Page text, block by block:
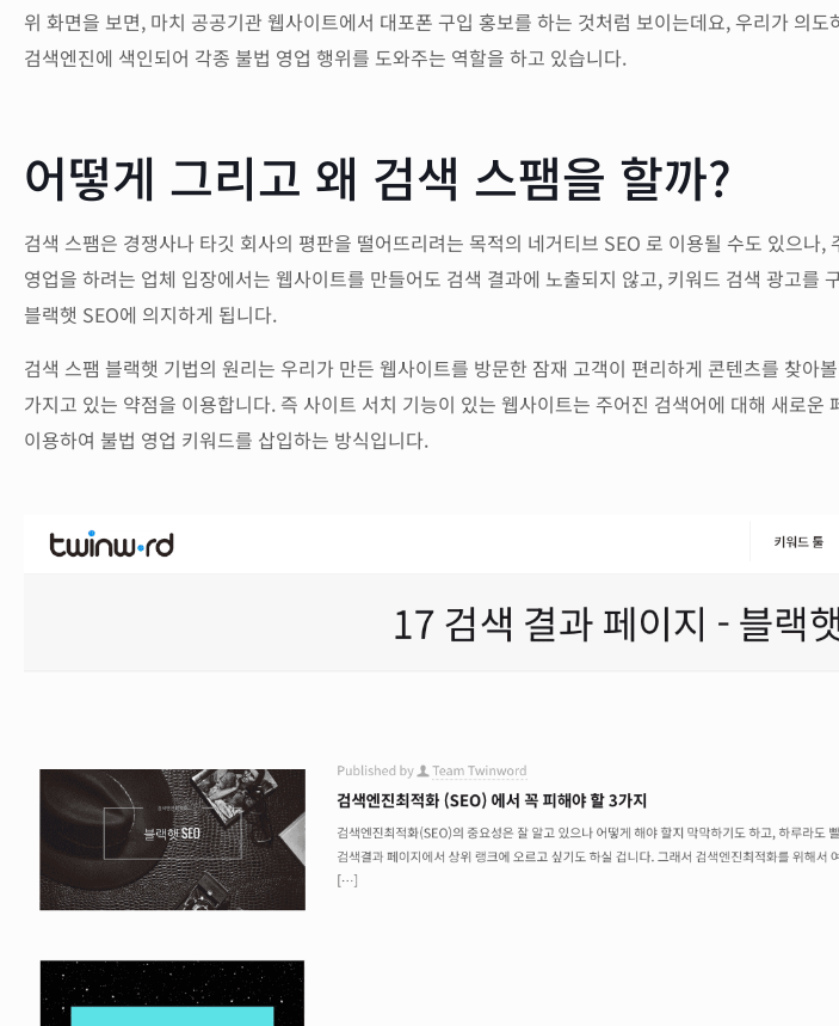
위 화면을 보면, 마치 공공기관 웹사이트에서 대포폰 구입 홍보를 하는 것처럼 보이는데요, 우리가 의
검색엔진에 색인되어 각종 불법 영업 행위를 도와주는 역할을 하고 있습니다.
어떻게 그리고 왜 검색 스팸을 할까?
검색 스팸은 경쟁사나 타깃 회사의 평판을 떨어뜨리려는 목적의 네거티브 SEO 로 이용될 수도 있으나,
영업을 하려는 업체 입장에서는 웹사이트를 만들어도 검색 결과에 노출되지 않고, 키워드 검색 광고를
블랙햇 SEO에 의지하게 됩니다.
검색 스팸 블랙햇 기법의 원리는 우리가 만든 웹사이트를 방문한 잠재 고객이 편리하게 콘텐츠를 찾아
가지고 있는 약점을 이용합니다. 즉 사이트 서치 기능이 있는 웹사이트는 주어진 검색어에 대해 새로운
이용하여 불법 영업 키워드를 삽입하는 방식입니다.